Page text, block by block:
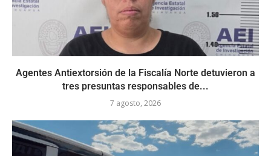
Agentes Antiextorsión de la Fiscalía Norte detuvieron a
tres presuntas responsables de...
7 agosto, 2026